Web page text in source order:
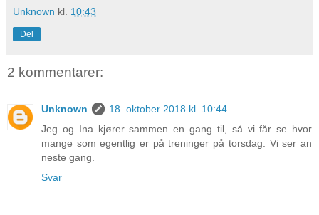
Unknown kl. 10:43
Del
2 kommentarer:
Unknown
18. oktober 2018 kl. 10:44
Jeg og Ina kjører sammen en gang til, så vi får se hvor
mange som egentlig er på treninger på torsdag. Vi ser an
neste gang.
Svar